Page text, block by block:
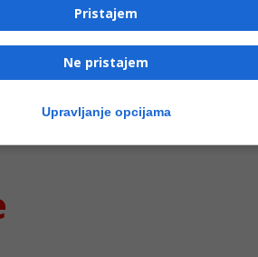
do polufinala ABA lige!
izdao nove direktive iranskoj
Pristajem
Ne pristajem
Upravljanje opcijama